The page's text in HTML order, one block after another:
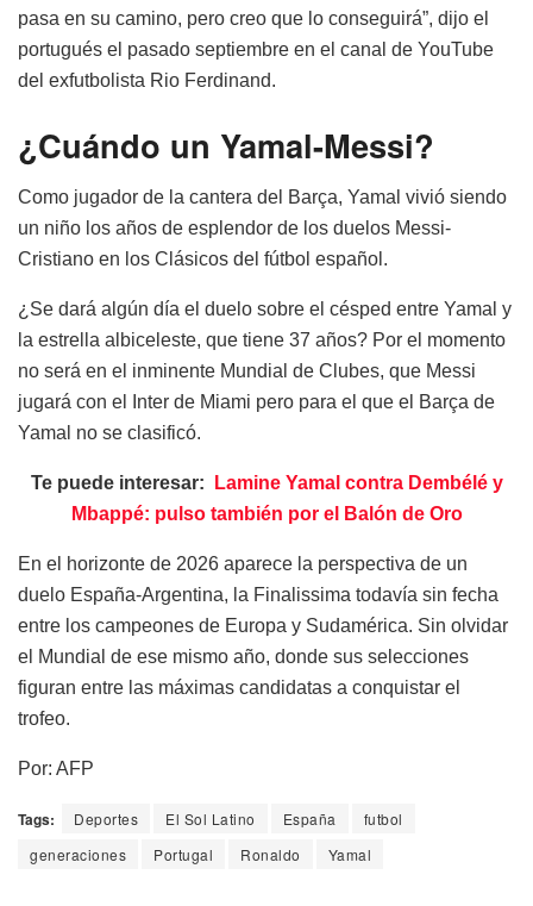
pasa en su camino, pero creo que lo conseguirá”, dijo el
portugués el pasado septiembre en el canal de YouTube
del exfutbolista Rio Ferdinand.
¿Cuándo un Yamal-Messi?
Como jugador de la cantera del Barça, Yamal vivió siendo
un niño los años de esplendor de los duelos Messi-
Cristiano en los Clásicos del fútbol español.
¿Se dará algún día el duelo sobre el césped entre Yamal y
la estrella albiceleste, que tiene 37 años? Por el momento
no será en el inminente Mundial de Clubes, que Messi
jugará con el Inter de Miami pero para el que el Barça de
Yamal no se clasificó.
Te puede interesar:
Lamine Yamal contra Dembélé y
Mbappé: pulso también por el Balón de Oro
En el horizonte de 2026 aparece la perspectiva de un
duelo España-Argentina, la Finalissima todavía sin fecha
entre los campeones de Europa y Sudamérica. Sin olvidar
el Mundial de ese mismo año, donde sus selecciones
figuran entre las máximas candidatas a conquistar el
trofeo.
Por: AFP
Tags: Deportes El Sol Latino España
futbol
generaciones
Portugal Ronaldo Yamal